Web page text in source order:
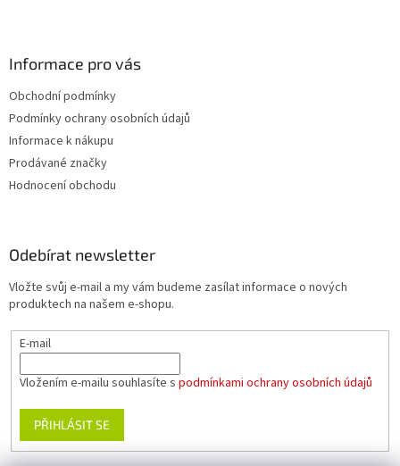
Informace pro vás
Obchodní podmínky
Podmínky ochrany osobních údajů
Informace k nákupu
Prodávané značky
Hodnocení obchodu
Odebírat newsletter
Vložte svůj e-mail a my vám budeme zasílat informace o nových
produktech na našem e-shopu.
E-mail
Vložením e-mailu souhlasíte s podmínkami ochrany osobních údajů
PŘIHLÁSIT SE